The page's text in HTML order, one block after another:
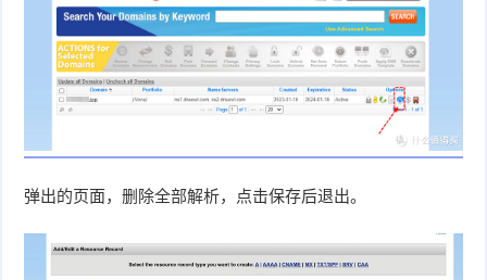
弹出的页面，删除全部解析，点击保存后退出。